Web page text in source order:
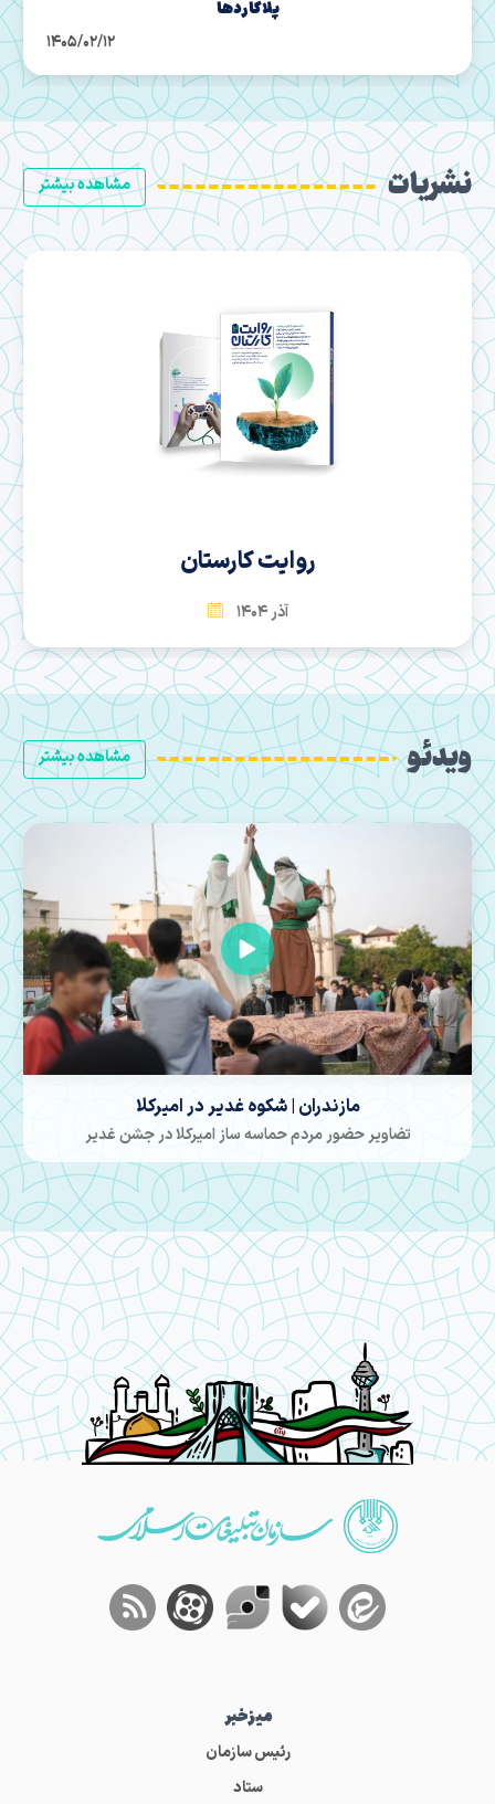
مشاهده بیشتر نشریات
سها
بهمن 1404
مشاهده بیشتر ویدئو
مازندران | انتهای خیابان کشور دوست در امیرکلا
موکبی در غدیر که دلی برپا شد
میز‌خبر
رئیس سازمان
ستاد